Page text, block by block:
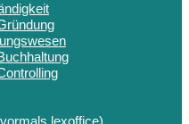
lexoffice)